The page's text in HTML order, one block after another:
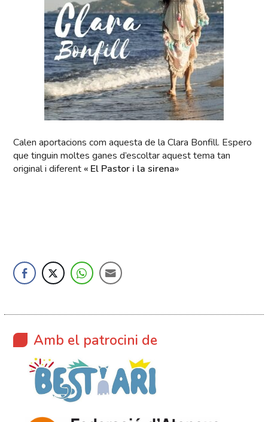
Calen aportacions com aquesta de la Clara Bonfill. Espero
que tinguin moltes ganes d’escoltar aquest tema tan
original i diferent « El Pastor i la sirena»
Amb el patrocini de